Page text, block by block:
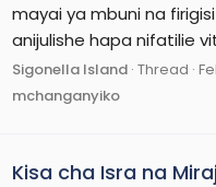
mayai ya mbuni na
anijulishe hapa nifatilie
Sigonella Island Thread
mchanganyiko
Kisa cha Isra na